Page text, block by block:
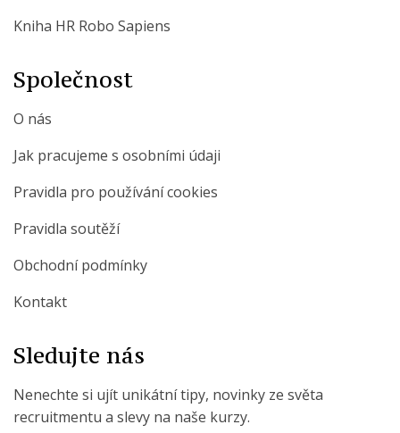
Kniha HR Robo Sapiens
Společnost
O nás
Jak pracujeme s osobními údaji
Pravidla pro používání cookies
Pravidla soutěží
Obchodní podmínky
Kontakt
Sledujte nás
Nenechte si ujít unikátní tipy, novinky ze světa
recruitmentu a slevy na naše kurzy.